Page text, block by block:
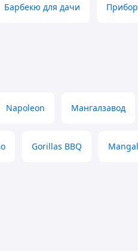
Барбекю для дачи
Napoleon Мангалзавод
Gorillas BBQ